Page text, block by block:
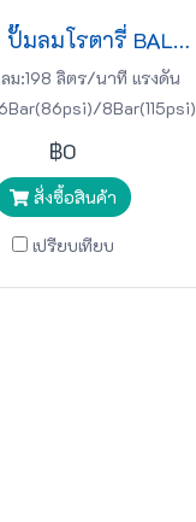
BIGAIR ปั๊มลมโรตารี่ BAL-25050 2.5HP 220v 50L สีขาว
ม:198 ลิตร/นาที แรงดัน
8Bar(115psi)
ปั๊มลมโรตารี่ BIGAIR
฿0
สั่งซื้อสินค้า
เปรียบเทียบ